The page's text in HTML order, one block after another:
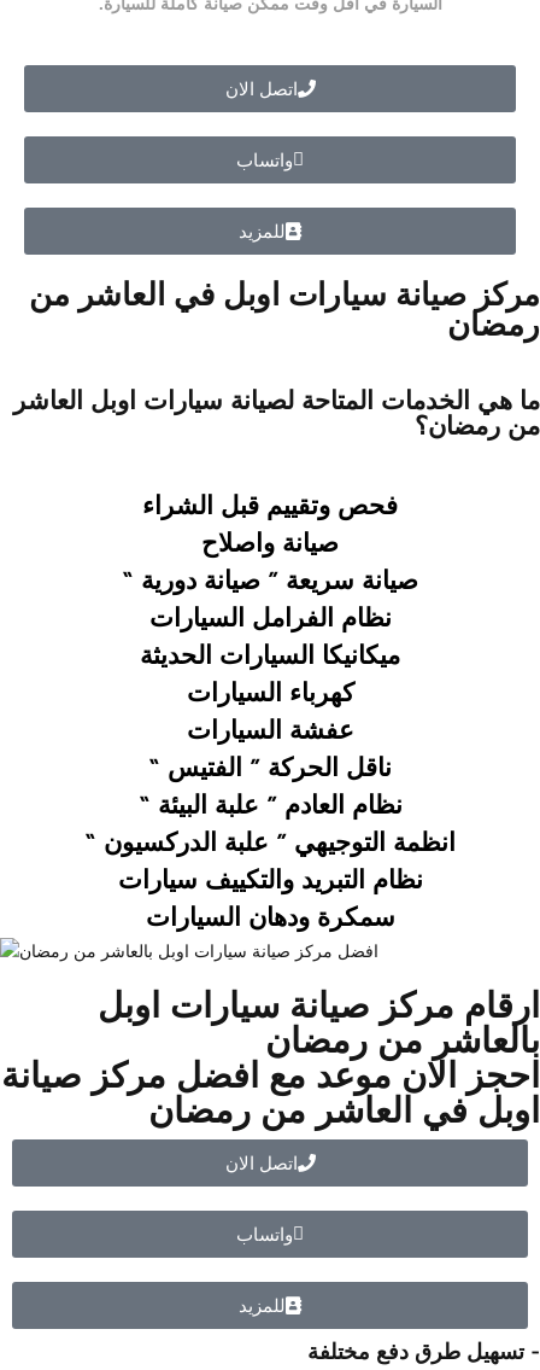
اتصل الان
واتساب
للمزيد
مركز صيانة سيارات اوبل في العاشر من
رمضان
ما هي الخدمات المتاحة لصيانة سيارات اوبل العاشر
من رمضان؟
فحص وتقييم قبل الشراء
صيانة واصلاح
صيانة سريعة ” صيانة دورية “
نظام الفرامل السيارات
ميكانيكا السيارات الحديثة
كهرباء السيارات
عفشة السيارات
ناقل الحركة ” الفتيس “
نظام العادم ” علبة البيئة “
انظمة التوجيهي ” علبة الدركسيون “
نظام التبريد والتكييف سيارات
سمكرة ودهان السيارات
ارقام مركز صيانة سيارات اوبل
بالعاشر من رمضان
احجز الان موعد مع افضل مركز صيانة
اوبل في العاشر من رمضان
اتصل الان
واتساب
للمزيد
- تسهيل طرق دفع مختلفة